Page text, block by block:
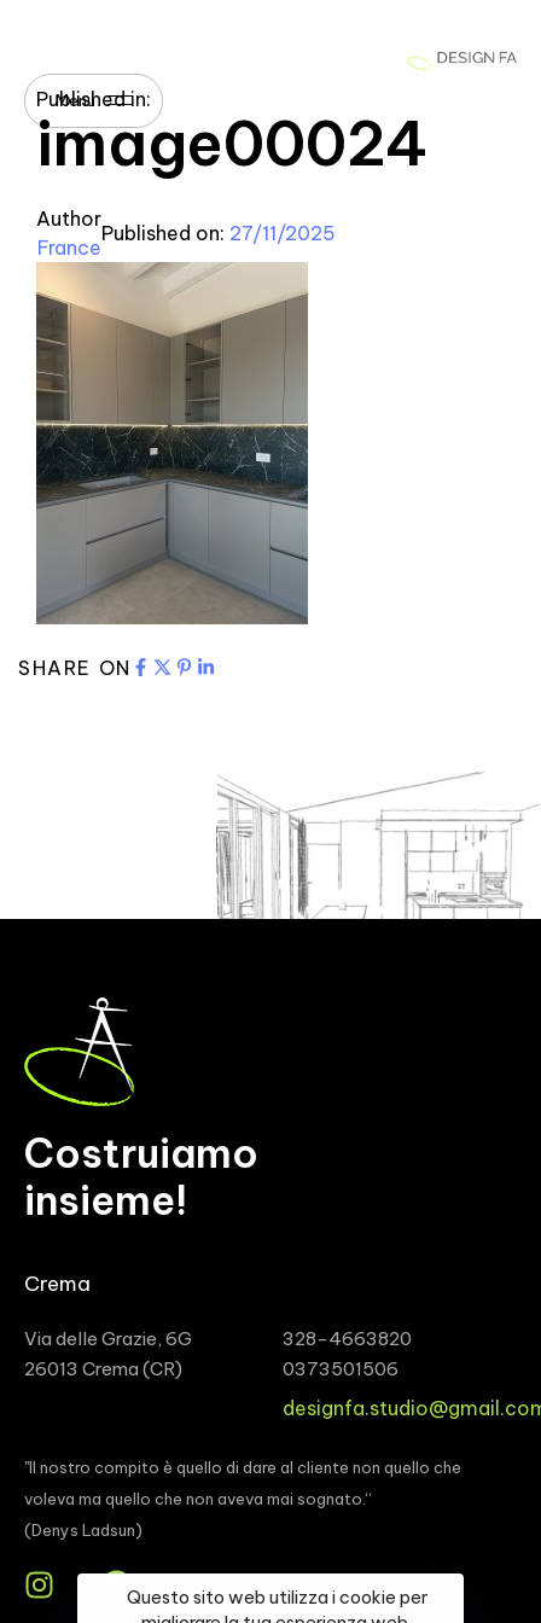
Menu
Published in:
image00024
Author
France
Published on: 27/11/2025
SHARE ON
Costruiamo
insieme!
Crema
Via delle Grazie, 6G
26013 Crema (CR)
328-4663820
0373501506
"Il nostro compito è quello di dare al cliente non quello che
voleva ma quello che non aveva mai sognato.“
(Denys Ladsun)
Questo sito web utilizza i cookie per